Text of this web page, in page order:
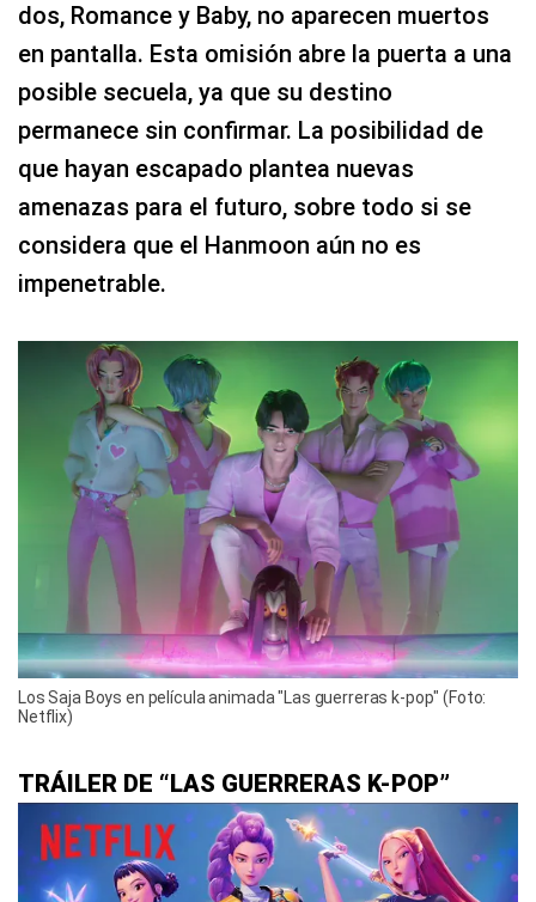
dos, Romance y Baby, no aparecen muertos
en pantalla. Esta omisión abre la puerta a una
posible secuela, ya que su destino
permanece sin confirmar. La posibilidad de
que hayan escapado plantea nuevas
amenazas para el futuro, sobre todo si se
considera que el Hanmoon aún no es
impenetrable.
Los Saja Boys en película animada "Las guerreras k-pop" (Foto:
Netflix)
TRÁILER DE “LAS GUERRERAS K-POP”